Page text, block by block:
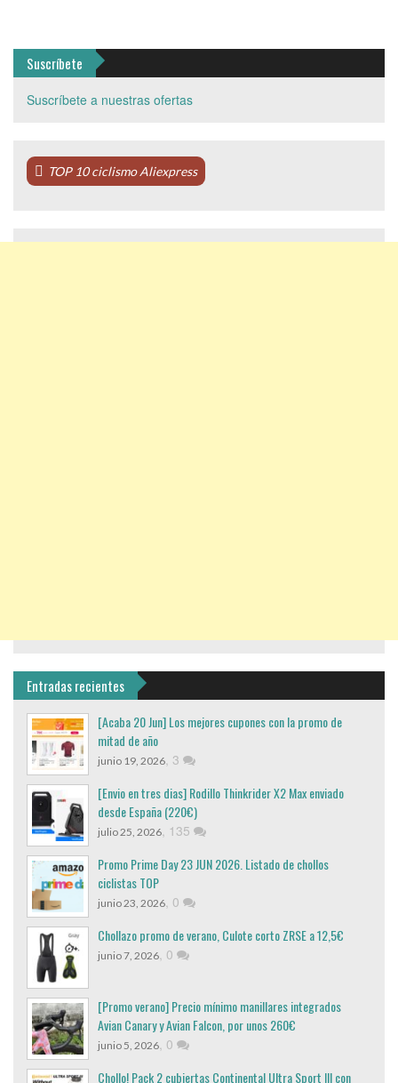
Suscríbete
Suscríbete a nuestras ofertas
TOP 10 ciclismo Aliexpress
Entradas recientes
[Acaba 20 Jun] Los mejores cupones con la promo de
mitad de año
junio 19, 2026, 3
[Envio en tres dias] Rodillo Thinkrider X2 Max enviado
desde España (220€)
julio 25, 2026, 135
Promo Prime Day 23 JUN 2026. Listado de chollos
ciclistas TOP
junio 23, 2026, 0
Chollazo promo de verano, Culote corto ZRSE a 12,5€
junio 7, 2026, 0
[Promo verano] Precio mínimo manillares integrados
Avian Canary y Avian Falcon, por unos 260€
junio 5, 2026, 0
Chollo! Pack 2 cubiertas Continental Ultra Sport III con